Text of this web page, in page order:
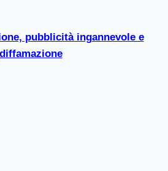
pubblicità ingannevole e
diffamazione